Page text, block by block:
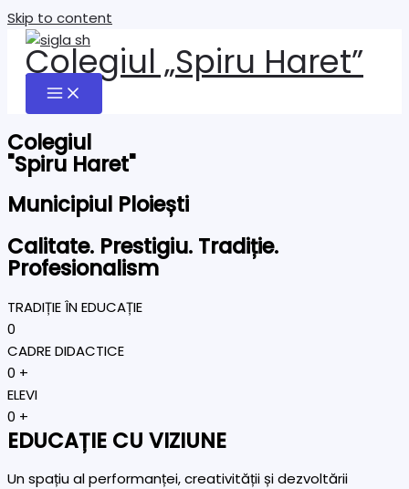
Skip to content
Colegiul „Spiru Haret”
Colegiul
"Spiru Haret"
Municipiul Ploiești
Calitate. Prestigiu. Tradiție.
Profesionalism
TRADIȚIE ÎN EDUCAȚIE
0
CADRE DIDACTICE
0 +
ELEVI
0 +
EDUCAȚIE CU VIZIUNE
Un spațiu al performanței, creativității și dezvoltării